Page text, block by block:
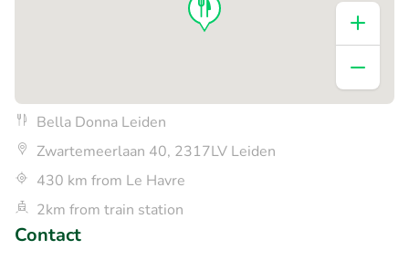
Bella Donna Leiden
Zwartemeerlaan 40, 2317LV Leiden
430 km from Le Havre
2km from train station
Contact